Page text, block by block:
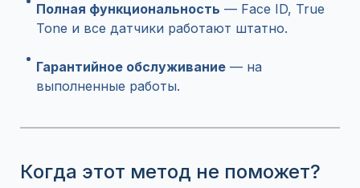
Полная функциональность — Face ID, True
Tone и все датчики работают штатно.
Гарантийное обслуживание — на
выполненные работы.
Когда этот метод не поможет?